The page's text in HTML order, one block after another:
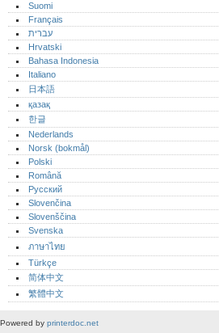
Suomi
Français
עברית
Hrvatski
Bahasa Indonesia
Italiano
日本語
қазақ
한글
Nederlands
Norsk (bokmål)‎
Polski
Română
Русский
Slovenčina
Slovenščina
Svenska
ภาษาไทย
Türkçe
简体中文
繁體中文
Powered by printerdoc.net